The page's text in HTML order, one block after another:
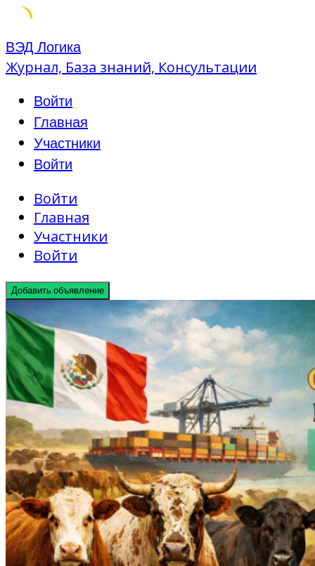
Skip
to
ВЭД Логика
Журнал, База знаний, Консультации
Войти
Главная
Участники
Войти
Войти
Главная
Участники
Войти
Добавить объявление